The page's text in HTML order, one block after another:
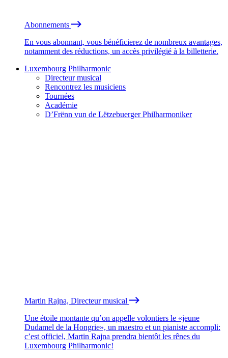
Abonnements
En vous abonnant, vous bénéficierez de nombreux avantages,
notamment des réductions, un accès privilégié à la billetterie.
Luxembourg Philharmonic
Directeur musical
Rencontrez les musiciens
Tournées
Académie
D’Frënn vun de Lëtzebuerger Philharmoniker
Martin Rajna, Directeur musical
Une étoile montante qu’on appelle volontiers le «jeune
Dudamel de la Hongrie», un maestro et un pianiste accompli:
c’est officiel, Martin Rajna prendra bientôt les rênes du
Luxembourg Philharmonic!